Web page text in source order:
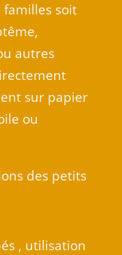
familles soit
autres
sur papier
ou
des petits
, utilisation